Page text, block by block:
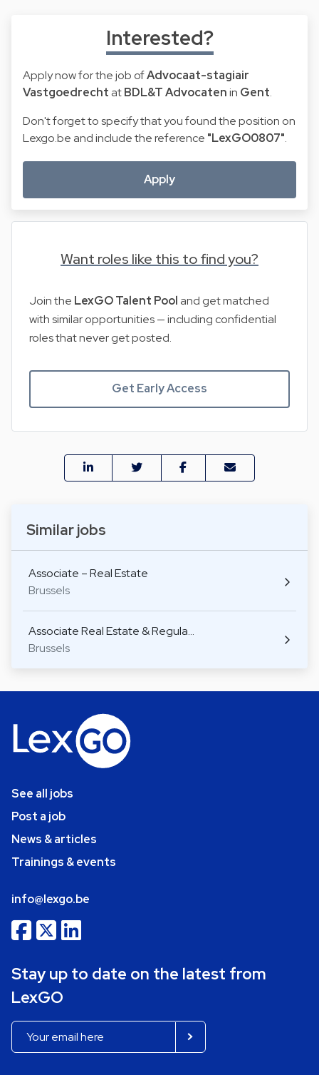
Similar jobs
Associate – Real Estate
Brussels
Associate Real Estate & Regula…
Brussels
Interested?
Apply now for the job ofAdvocaat-stagiair
Vastgoedrecht atBDL&T Advocatenin Gent.
Don't forget to specify that you found the position on
Lexgo.be and include the reference "LexGO0807".
Apply
Want roles like this to find you?
Join the LexGO Talent Pool and get matched
with similar opportunities — including confidential
roles that never get posted.
Get Early Access
See all jobs
Post a job
News & articles
Trainings & events
info@lexgo.be
Stay up to date on the latest from
LexGO